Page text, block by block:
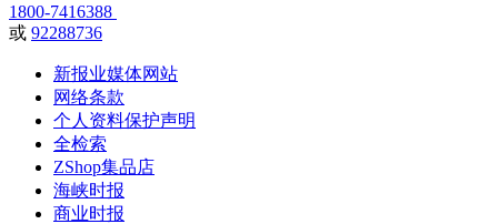
1800-7416388
或 92288736
新报业媒体网站
网络条款
个人资料保护声明
全检索
ZShop集品店
海峡时报
商业时报